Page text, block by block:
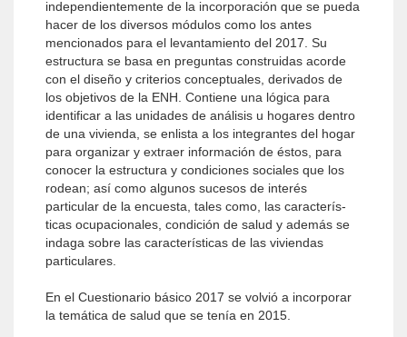
independientemente de la incorporación que se pueda
hacer de los diversos módulos como los antes
mencionados para el levantamiento del 2017. Su
estructura se basa en preguntas construidas acorde
con el diseño y criterios conceptuales, derivados de
los objetivos de la ENH. Contiene una lógica para
identificar a las unidades de análisis u hogares den­tro
de una vivienda, se enlista a los integrantes del hogar
para organizar y extraer información de éstos, para
conocer la estructura y condiciones sociales que los
rodean; así como algunos sucesos de interés
particular de la encuesta, tales como, las caracterís­
ticas ocupacionales, condición de salud y además se
indaga sobre las características de las viviendas
particulares.
En el Cuestionario básico 2017 se volvió a incorporar
la temática de salud que se tenía en 2015.